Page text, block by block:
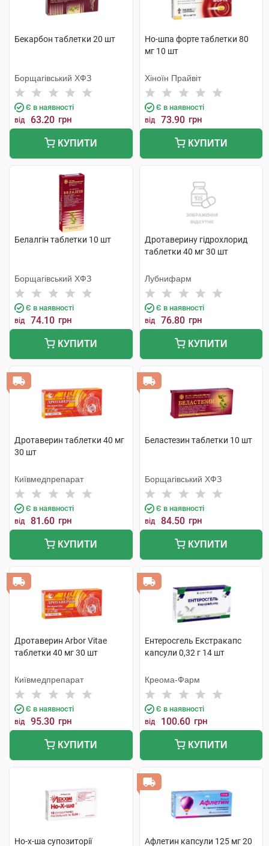
Бекарбон таблетки 20 шт
Борщагівський ХФЗ
Є в наявності
від 63.20 грн
КУПИТИ
Но-шпа форте таблетки 80
мг 10 шт
Хіноїн Прайвіт
Є в наявності
від 73.90 грн
КУПИТИ
Белалгін таблетки 10 шт
Борщагівський ХФЗ
Є в наявності
від 74.10 грн
КУПИТИ
Дротаверину гідрохлорид
таблетки 40 мг 30 шт
Лубнифарм
Є в наявності
від 76.80 грн
КУПИТИ
Дротаверин таблетки 40 мг
30 шт
Київмедпрепарат
Є в наявності
від 81.60 грн
КУПИТИ
Беластезин таблетки 10 шт
Борщагівський ХФЗ
Є в наявності
від 84.50 грн
КУПИТИ
Дротаверин Arbor Vitae
таблетки 40 мг 30 шт
Київмедпрепарат
Є в наявності
від 95.30 грн
КУПИТИ
Ентеросгель Екстракапс
капсули 0,32 г 14 шт
Креома-Фарм
Є в наявності
від 100.60 грн
КУПИТИ
Но-х-ша супозиторії Афлетин капсули 125 мг 20